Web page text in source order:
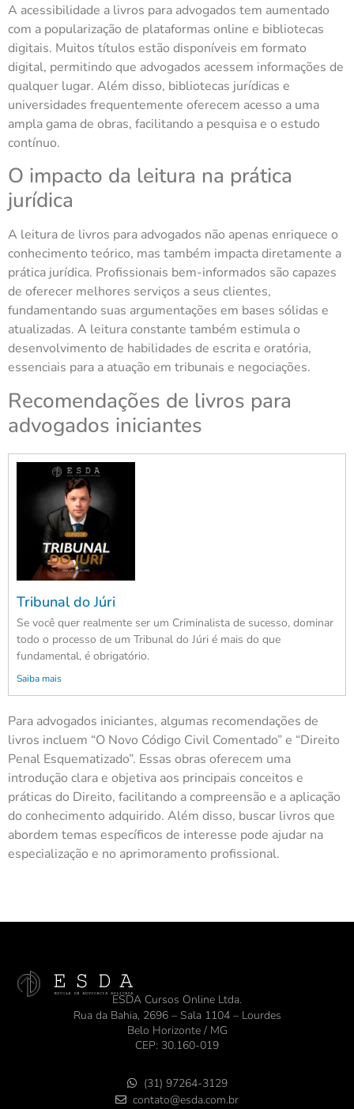
A acessibilidade a livros para advogados tem aumentado
com a popularização de plataformas online e bibliotecas
digitais. Muitos títulos estão disponíveis em formato
digital, permitindo que advogados acessem informações de
qualquer lugar. Além disso, bibliotecas jurídicas e
universidades frequentemente oferecem acesso a uma
ampla gama de obras, facilitando a pesquisa e o estudo
contínuo.
O impacto da leitura na prática
jurídica
A leitura de livros para advogados não apenas enriquece o
conhecimento teórico, mas também impacta diretamente a
prática jurídica. Profissionais bem-informados são capazes
de oferecer melhores serviços a seus clientes,
fundamentando suas argumentações em bases sólidas e
atualizadas. A leitura constante também estimula o
desenvolvimento de habilidades de escrita e oratória,
essenciais para a atuação em tribunais e negociações.
Recomendações de livros para
advogados iniciantes
Tribunal do Júri
Se você quer realmente ser um Criminalista de sucesso, dominar
todo o processo de um Tribunal do Júri é mais do que
fundamental, é obrigatório.
Saiba mais
Para advogados iniciantes, algumas recomendações de
livros incluem “O Novo Código Civil Comentado” e “Direito
Penal Esquematizado”. Essas obras oferecem uma
introdução clara e objetiva aos principais conceitos e
práticas do Direito, facilitando a compreensão e a aplicação
do conhecimento adquirido. Além disso, buscar livros que
abordem temas específicos de interesse pode ajudar na
especialização e no aprimoramento profissional.
ESDA Cursos Online Ltda.
Rua da Bahia, 2696 – Sala 1104 – Lourdes
Belo Horizonte / MG
CEP: 30.160-019
(31) 97264-3129
contato@esda.com.br